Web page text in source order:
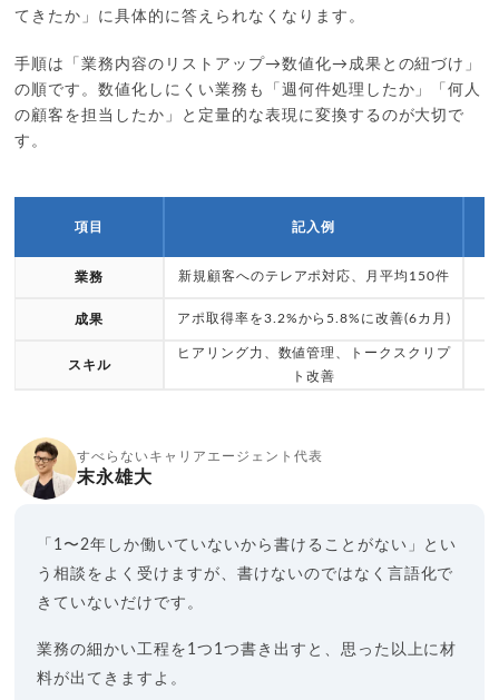
てきたか」に具体的に答えられなくなります。
手順は「業務内容のリストアップ→数値化→成果との紐づけ」
の順です。数値化しにくい業務も「週何件処理したか」「何人
の顧客を担当したか」と定量的な表現に変換するのが大切で
す。
項目 記入例
業務 新規顧客へのテレアポ対応、月平均150件
成果 アポ取得率を3.2%から5.8%に改善(6カ月)
スキル
ヒアリング力、数値管理、トークスクリプ
ト改善
すべらないキャリアエージェント代表
末永雄大
「1〜2年しか働いていないから書けることがない」とい
う相談をよく受けますが、書けないのではなく言語化で
きていないだけです。
業務の細かい工程を1つ1つ書き出すと、思った以上に材
料が出てきますよ。